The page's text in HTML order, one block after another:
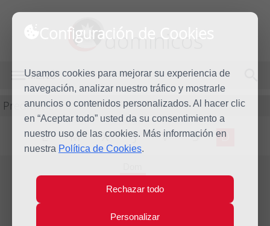
Configuración de Cookies
Usamos cookies para mejorar su experiencia de
navegación, analizar nuestro tráfico y mostrarle
anuncios o contenidos personalizados. Al hacer clic
en “Aceptar todo” usted da su consentimiento a
nuestro uso de las cookies. Más información en
nuestra Política de Cookies.
Rechazar todo
Personalizar
dominicos
MENÚ
Predicación
L M X J V S D
8
Mar